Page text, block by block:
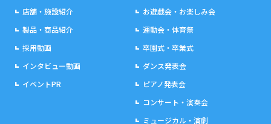
店舗・施設紹介
製品・商品紹介
採用動画
インタビュー動画
イベントPR
お遊戯会・お楽しみ会
運動会・体育祭
卒園式・卒業式
ダンス発表会
ピアノ発表会
コンサート・演奏会
ミュージカル・演劇